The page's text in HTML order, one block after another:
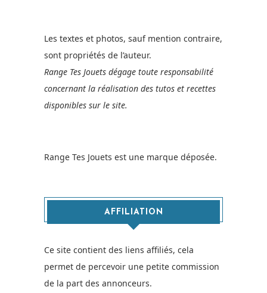
Les textes et photos, sauf mention contraire,
sont propriétés de l’auteur.
Range Tes Jouets dégage toute responsabilité
concernant la réalisation des tutos et recettes
disponibles sur le site.
Range Tes Jouets est une marque déposée.
AFFILIATION
Ce site contient des liens affiliés, cela
permet de percevoir une petite commission
de la part des annonceurs.